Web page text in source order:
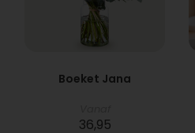
Boeket Jana
36,95